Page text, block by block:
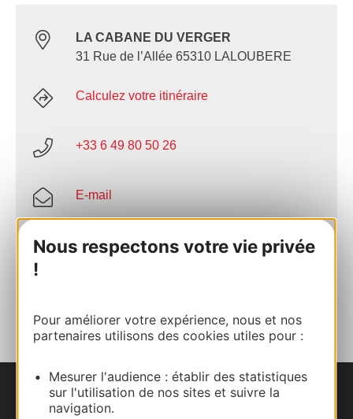
Nous respectons votre vie privée
!
Pour améliorer votre expérience, nous et nos
partenaires utilisons des cookies utiles pour :
Mesurer l'audience : établir des statistiques
sur l'utilisation de nos sites et suivre la
navigation.
LA CABANE DU VERGER
31 Rue de l’Allée 65310 LALOUBERE
Calculez votre itinéraire
+33 6 49 80 50 26
E-mail
Facebook
Nous contacter